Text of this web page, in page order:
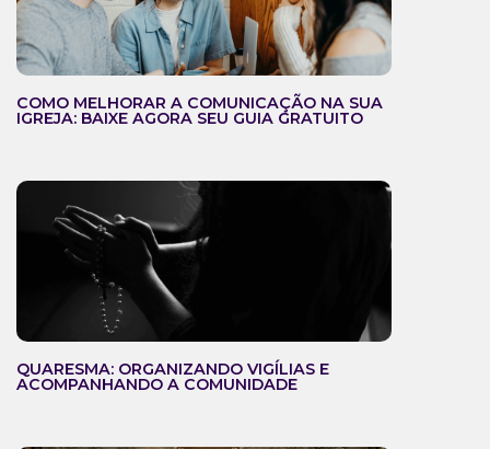
COMO MELHORAR A COMUNICAÇÃO NA SUA
IGREJA: BAIXE AGORA SEU GUIA GRATUITO
QUARESMA: ORGANIZANDO VIGÍLIAS E
ACOMPANHANDO A COMUNIDADE